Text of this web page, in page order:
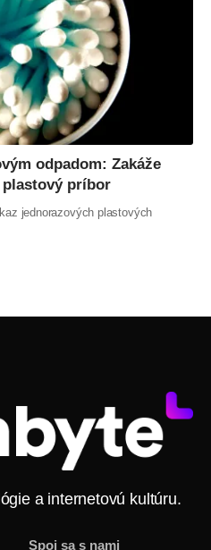
odpadom: Zakáže
príbor
jednorazových plastových
a internetovú kultúru.
Spoj sa s nami